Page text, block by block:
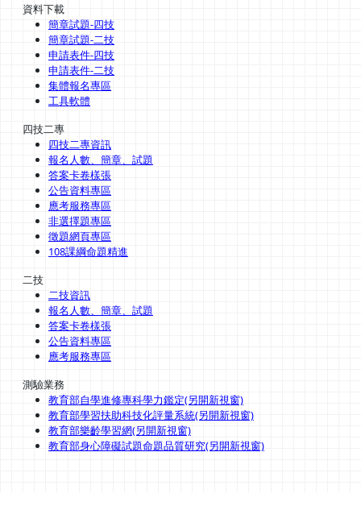
資料下載
簡章試題-四技
簡章試題-二技
申請表件-四技
申請表件-二技
集體報名專區
工具軟體
四技二專
四技二專資訊
報名人數、簡章、試題
答案卡卷樣張
公告資料專區
應考服務專區
非選擇題專區
徵題網頁專區
108課綱命題精進
二技
二技資訊
報名人數、簡章、試題
答案卡卷樣張
公告資料專區
應考服務專區
測驗業務
教育部自學進修專科學力鑑定(另開新視窗)
教育部學習扶助科技化評量系統(另開新視窗)
教育部樂齡學習網(另開新視窗)
教育部身心障礙試題命題品質研究(另開新視窗)